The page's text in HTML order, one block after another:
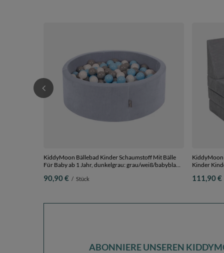
KiddyMoon Bällebad Kinder Schaumstoff Mit Bälle
Für Baby ab 1 Jahr, dunkelgrau: grau/weiß/babyblau,
90,90 € / Stück
KiddyMoon
Kinder
111,90 €
ABONNIERE UNSEREN